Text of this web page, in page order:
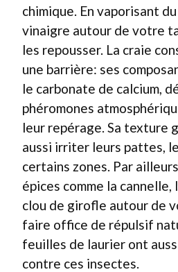
chimique. En vaporisant
vinaigre autour de votre
les repousser. La craie
une barrière: ses
le carbonate de calcium,
phéromones
leur repérage. Sa texture
aussi irriter leurs pattes,
certains zones. Par
épices comme la
clou de girofle autour de
faire office de répulsif
feuilles de laurier ont
contre ces insectes.